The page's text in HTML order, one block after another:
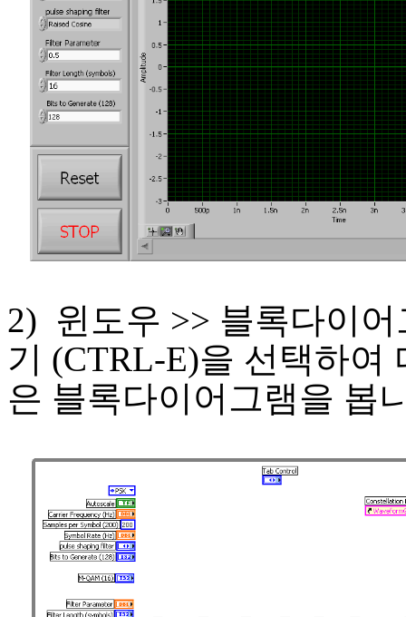
2) 윈도우 >> 블록다이어
기 (CTRL-E)을 선택하여
은 블록다이어그램을 봅